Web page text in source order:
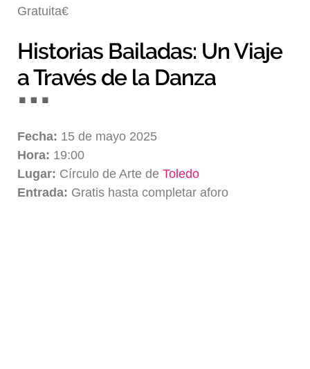
Gratuita€
Historias Bailadas: Un Viaje
a Través de la Danza
Fecha: 15 de mayo 2025
Hora: 19:00
Lugar: Círculo de Arte deToledo
Entrada: Gratis hasta completar aforo